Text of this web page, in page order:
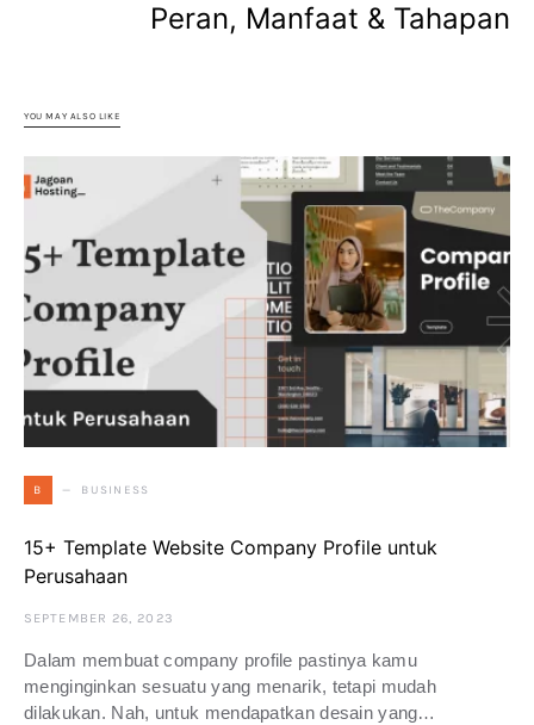
Peran, Manfaat & Tahapan
YOU MAY ALSO LIKE
B BUSINESS
15+ Template Website Company Profile untuk
Perusahaan
SEPTEMBER 26, 2023
Dalam membuat company profile pastinya kamu
menginginkan sesuatu yang menarik, tetapi mudah
dilakukan. Nah, untuk mendapatkan desain yang…